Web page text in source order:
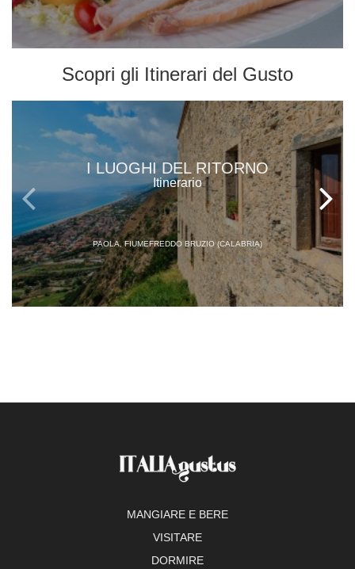
Scopri gli Itinerari del Gusto
I LUOGHI DEL RITORNO
Itinerario
PAOLA, FIUMEFREDDO BRUZIO (CALABRIA)
MANGIARE E BERE
VISITARE
DORMIRE